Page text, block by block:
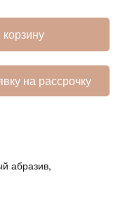
на рассрочку
абразив,